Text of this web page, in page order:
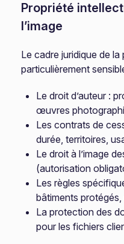
Propriété
l’image
Le cadre juridique de
particulièrement
Le droit d’auteur :
œuvres
Les contrats de
durée, territoires,
Le droit à l’image
(autorisation
Les règles
bâtiments
La protection des
pour les fichiers